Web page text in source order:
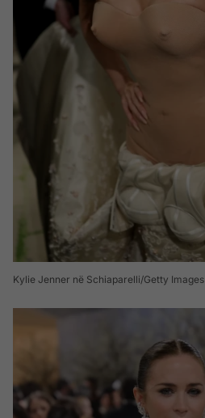
Kylie Jenner në Schiaparelli/Getty Images